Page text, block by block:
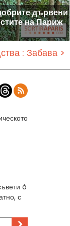
дървени
на Париж
: Забава >
à
с